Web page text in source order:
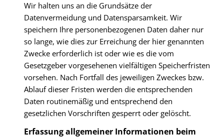
Wir halten uns an die Grundsätze der
Datenvermeidung und Datensparsamkeit. Wir
speichern Ihre personenbezogenen Daten daher nur
so lange, wie dies zur Erreichung der hier genannten
Zwecke erforderlich ist oder wie es die vom
Gesetzgeber vorgesehenen vielfältigen Speicherfristen
vorsehen. Nach Fortfall des jeweiligen Zweckes bzw.
Ablauf dieser Fristen werden die entsprechenden
Daten routinemäßig und entsprechend den
gesetzlichen Vorschriften gesperrt oder gelöscht.
Erfassung allgemeiner Informationen beim